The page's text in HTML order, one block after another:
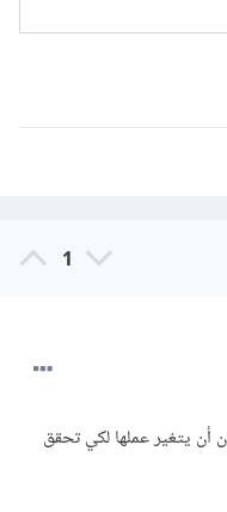
1
أن يتغير عملها لكي تحقق